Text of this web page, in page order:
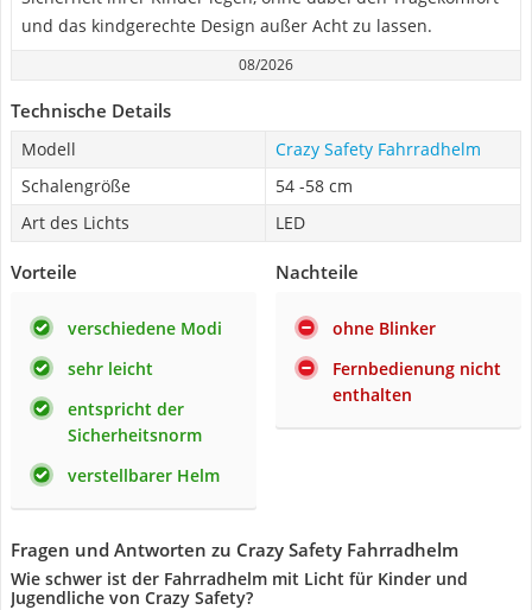
und das kindgerechte Design außer Acht zu lassen.
08/2026
Technische Details
Modell
Crazy Safety Fahrradhelm
Schalengröße
54 -58 cm
Art des Lichts
LED
Vorteile
verschiedene Modi
sehr leicht
entspricht der
Sicherheitsnorm
verstellbarer Helm
Nachteile
ohne Blinker
Fernbedienung nicht
enthalten
Fragen und Antworten zu Crazy Safety Fahrradhelm
Wie schwer ist der Fahrradhelm mit Licht für Kinder und
Jugendliche von Crazy Safety?